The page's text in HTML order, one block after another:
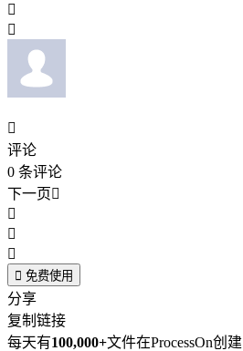



评论
0 条评论
下一页



 免费使用
分享
复制链接
每天有100,000+文件在ProcessOn创建